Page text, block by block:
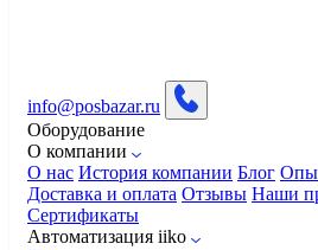
info@posbazar.ru
Оборудование
О компании
О нас История компании Блог
Доставка и оплата Отзывы Наши
Сертификаты
Автоматизация iiko